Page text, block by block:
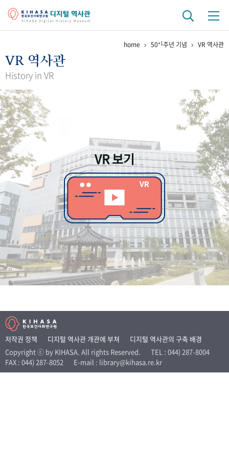
걸어온 길 기관 변천사
연구 역사
정책과 연구
간행물 변천사
기록물 아카이브
사진 아카이브 문서 기록물 행정박물 영상 기록물
50 주년 기념
성과 50선 숫자로 보는 50년 50 +1주년 광장
세계와 함께 한 KIHASA
VR 역사관
home 50+1주년 기념 VR 역사관
VR 역사관
History in VR
VR 보기
저작권 정책 디지털 역사관 개관에 부쳐
디지털 역사관의 구축 배경
Copyright ⓒ by KIHASA. All rights Reserved.
TEL : 044) 287-8004
FAX : 044) 287-8052
E-mail : library@kihasa.re.kr